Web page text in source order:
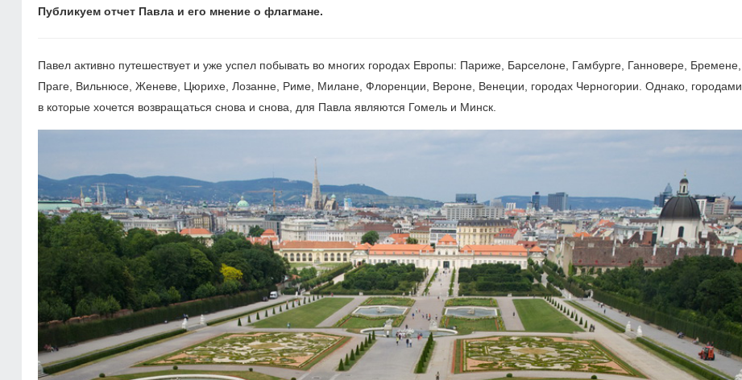
Публикуем отчет Павла и его мнение о флагмане.
Павел активно путешествует и уже успел побывать во многих городах Европы: Париже, Барселоне, Гамбурге, Ганновере, Бремене,
Праге, Вильнюсе, Женеве, Цюрихе, Лозанне, Риме, Милане, Флоренции, Вероне, Венеции, городах Черногории. Однако, городами,
в которые хочется возвращаться снова и снова, для Павла являются Гомель и Минск.